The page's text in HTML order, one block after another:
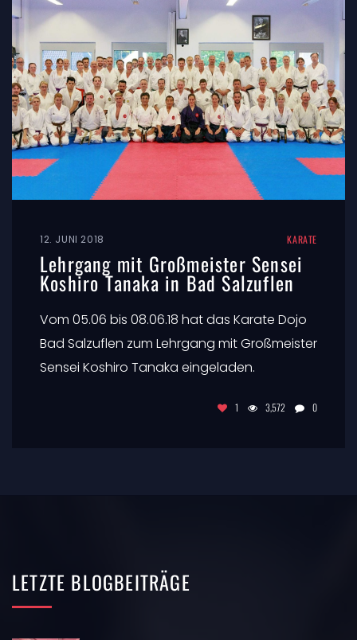
12. JUNI 2018 KARATE
Lehrgang mit Großmeister Sensei
Koshiro Tanaka in Bad Salzuflen
Vom 05.06 bis 08.06.18 hat das Karate Dojo
Bad Salzuflen zum Lehrgang mit Großmeister
Sensei Koshiro Tanaka eingeladen.
1 3,572 0
LETZTE BLOGBEITRÄGE